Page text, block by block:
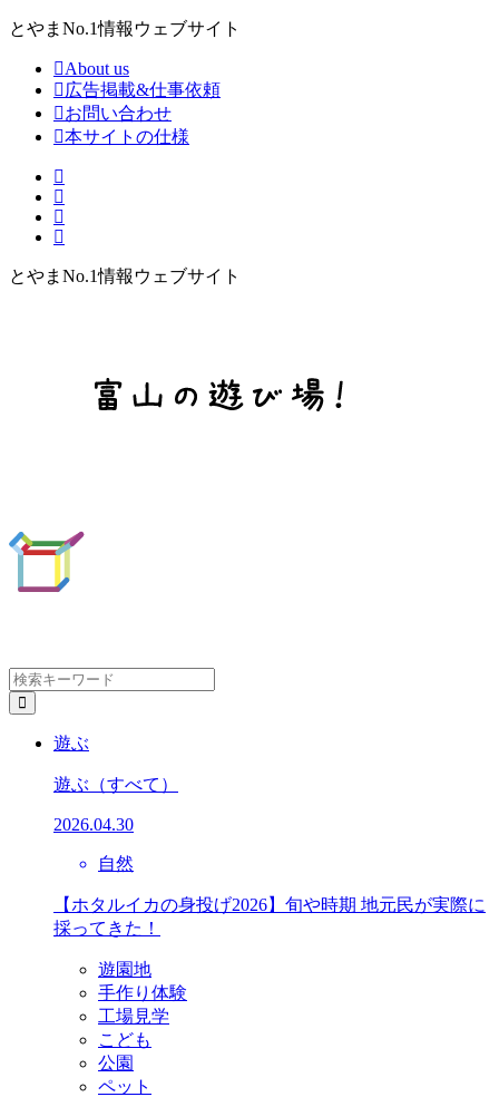
とやまNo.1情報ウェブサイト
About us
広告掲載&仕事依頼
お問い合わせ
本サイトの仕様
とやまNo.1情報ウェブサイト
遊ぶ
遊ぶ （すべて）
2026.04.30
自然
【ホタルイカの身投げ2026】旬や時期 地元民が実際に
採ってきた！
遊園地
手作り体験
工場見学
こども
公園
ペット